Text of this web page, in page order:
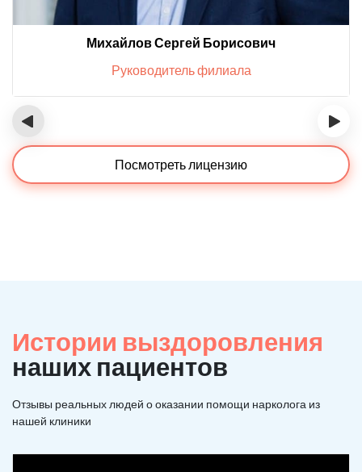
Михайлов Сергей Борисович
Руководитель филиала
‹ ›
Посмотреть лицензию
Истории выздоровления
наших пациентов
Отзывы реальных людей о оказании помощи нарколога из
нашей клиники